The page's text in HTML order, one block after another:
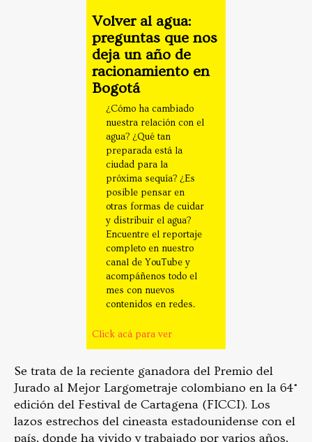
Volver al agua:
preguntas que nos
deja un año de
racionamiento en
Bogotá
¿Cómo ha cambiado
nuestra relación con el
agua? ¿Qué tan
preparada está la
ciudad para la
próxima sequía? ¿Es
posible pensar en
otras formas de cuidar
y distribuir el agua?
Encuentre el reportaje
completo en nuestro
canal de YouTube y
acompáñenos todo el
mes con nuevos
contenidos en redes.
Click acá para ver
Se trata de la reciente ganadora del Premio del
Jurado al Mejor Largometraje colombiano en la 64°
edición del Festival de Cartagena (FICCI). Los
lazos estrechos del cineasta estadounidense con el
país, donde ha vivido y trabajado por varios años,